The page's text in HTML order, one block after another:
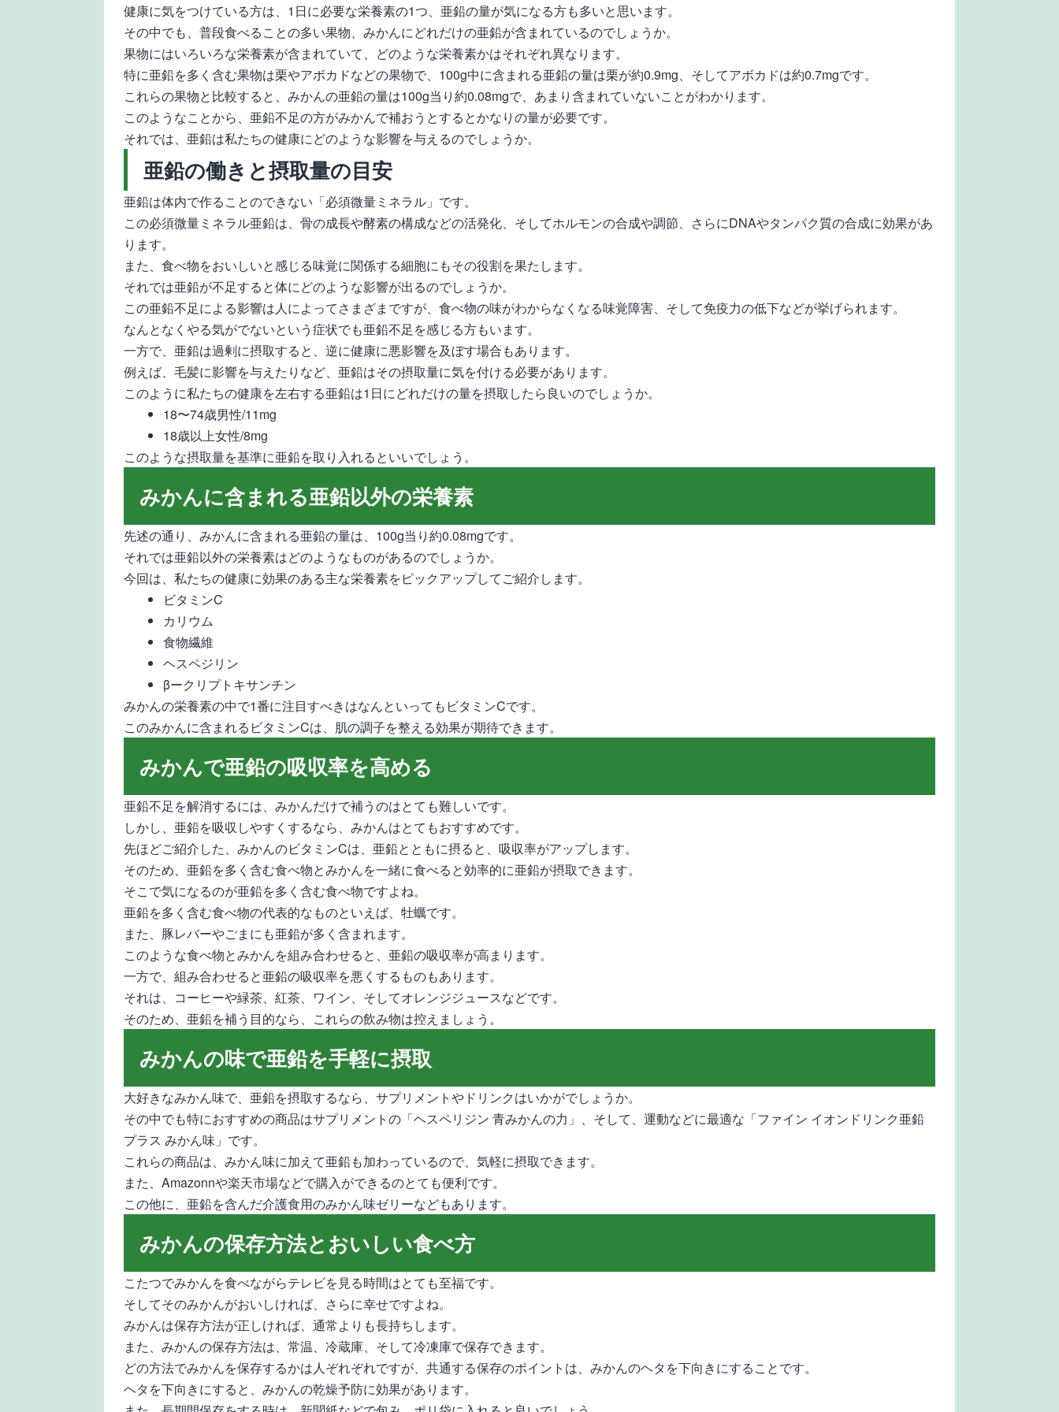
健康に気をつけている方は、1日に必要な栄養素の1つ、亜鉛の量が気になる方も多いと思います。
その中でも、普段食べることの多い果物、みかんにどれだけの亜鉛が含まれているのでしょうか。
果物にはいろいろな栄養素が含まれていて、どのような栄養素かはそれぞれ異なります。
特に亜鉛を多く含む果物は栗やアボカドなどの果物で、100g中に含まれる亜鉛の量は栗が約0.9mg、そしてアボカドは約0.7mgです。
これらの果物と比較すると、みかんの亜鉛の量は100g当り約0.08mgで、あまり含まれていないことがわかります。
このようなことから、亜鉛不足の方がみかんで補おうとするとかなりの量が必要です。
それでは、亜鉛は私たちの健康にどのような影響を与えるのでしょうか。
亜鉛の働きと摂取量の目安
亜鉛は体内で作ることのできない「必須微量ミネラル」です。
この必須微量ミネラル亜鉛は、骨の成長や酵素の構成などの活発化、そしてホルモンの合成や調節、さらにDNAやタンパク質の合成に効果があ
ります。
また、食べ物をおいしいと感じる味覚に関係する細胞にもその役割を果たします。
それでは亜鉛が不足すると体にどのような影響が出るのでしょうか。
この亜鉛不足による影響は人によってさまざまですが、食べ物の味がわからなくなる味覚障害、そして免疫力の低下などが挙げられます。
なんとなくやる気がでないという症状でも亜鉛不足を感じる方もいます。
一方で、亜鉛は過剰に摂取すると、逆に健康に悪影響を及ぼす場合もあります。
例えば、毛髪に影響を与えたりなど、亜鉛はその摂取量に気を付ける必要があります。
このように私たちの健康を左右する亜鉛は1日にどれだけの量を摂取したら良いのでしょうか。
18〜74歳男性/11mg
18歳以上女性/8mg
このような摂取量を基準に亜鉛を取り入れるといいでしょう。
みかんに含まれる亜鉛以外の栄養素
先述の通り、みかんに含まれる亜鉛の量は、100g当り約0.08mgです。
それでは亜鉛以外の栄養素はどのようなものがあるのでしょうか。
今回は、私たちの健康に効果のある主な栄養素をピックアップしてご紹介します。
ビタミンC
カリウム
食物繊維
ヘスペジリン
βークリプトキサンチン
みかんの栄養素の中で1番に注目すべきはなんといってもビタミンCです。
このみかんに含まれるビタミンCは、肌の調子を整える効果が期待できます。
みかんで亜鉛の吸収率を高める
亜鉛不足を解消するには、みかんだけで補うのはとても難しいです。
しかし、亜鉛を吸収しやすくするなら、みかんはとてもおすすめです。
先ほどご紹介した、みかんのビタミンCは、亜鉛とともに摂ると、吸収率がアップします。
そのため、亜鉛を多く含む食べ物とみかんを一緒に食べると効率的に亜鉛が摂取できます。
そこで気になるのが亜鉛を多く含む食べ物ですよね。
亜鉛を多く含む食べ物の代表的なものといえば、牡蠣です。
また、豚レバーやごまにも亜鉛が多く含まれます。
このような食べ物とみかんを組み合わせると、亜鉛の吸収率が高まります。
一方で、組み合わせると亜鉛の吸収率を悪くするものもあります。
それは、コーヒーや緑茶、紅茶、ワイン、そしてオレンジジュースなどです。
そのため、亜鉛を補う目的なら、これらの飲み物は控えましょう。
みかんの味で亜鉛を手軽に摂取
大好きなみかん味で、亜鉛を摂取するなら、サプリメントやドリンクはいかがでしょうか。
その中でも特におすすめの商品はサプリメントの「ヘスペリジン 青みかんの力」、そして、運動などに最適な「ファイン イオンドリンク亜鉛
プラス みかん味」です。
これらの商品は、みかん味に加えて亜鉛も加わっているので、気軽に摂取できます。
また、Amazonnや楽天市場などで購入ができるのとても便利です。
この他に、亜鉛を含んだ介護食用のみかん味ゼリーなどもあります。
みかんの保存方法とおいしい食べ方
こたつでみかんを食べながらテレビを見る時間はとても至福です。
そしてそのみかんがおいしければ、さらに幸せですよね。
みかんは保存方法が正しければ、通常よりも長持ちします。
また、みかんの保存方法は、常温、冷蔵庫、そして冷凍庫で保存できます。
どの方法でみかんを保存するかは人ぞれぞれですが、共通する保存のポイントは、みかんのヘタを下向きにすることです。
ヘタを下向きにすると、みかんの乾燥予防に効果があります。